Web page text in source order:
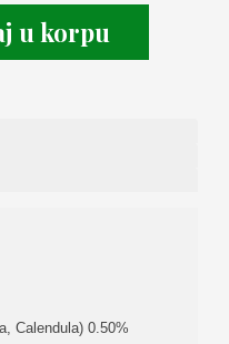
u korpu
Calendula) 0.50%